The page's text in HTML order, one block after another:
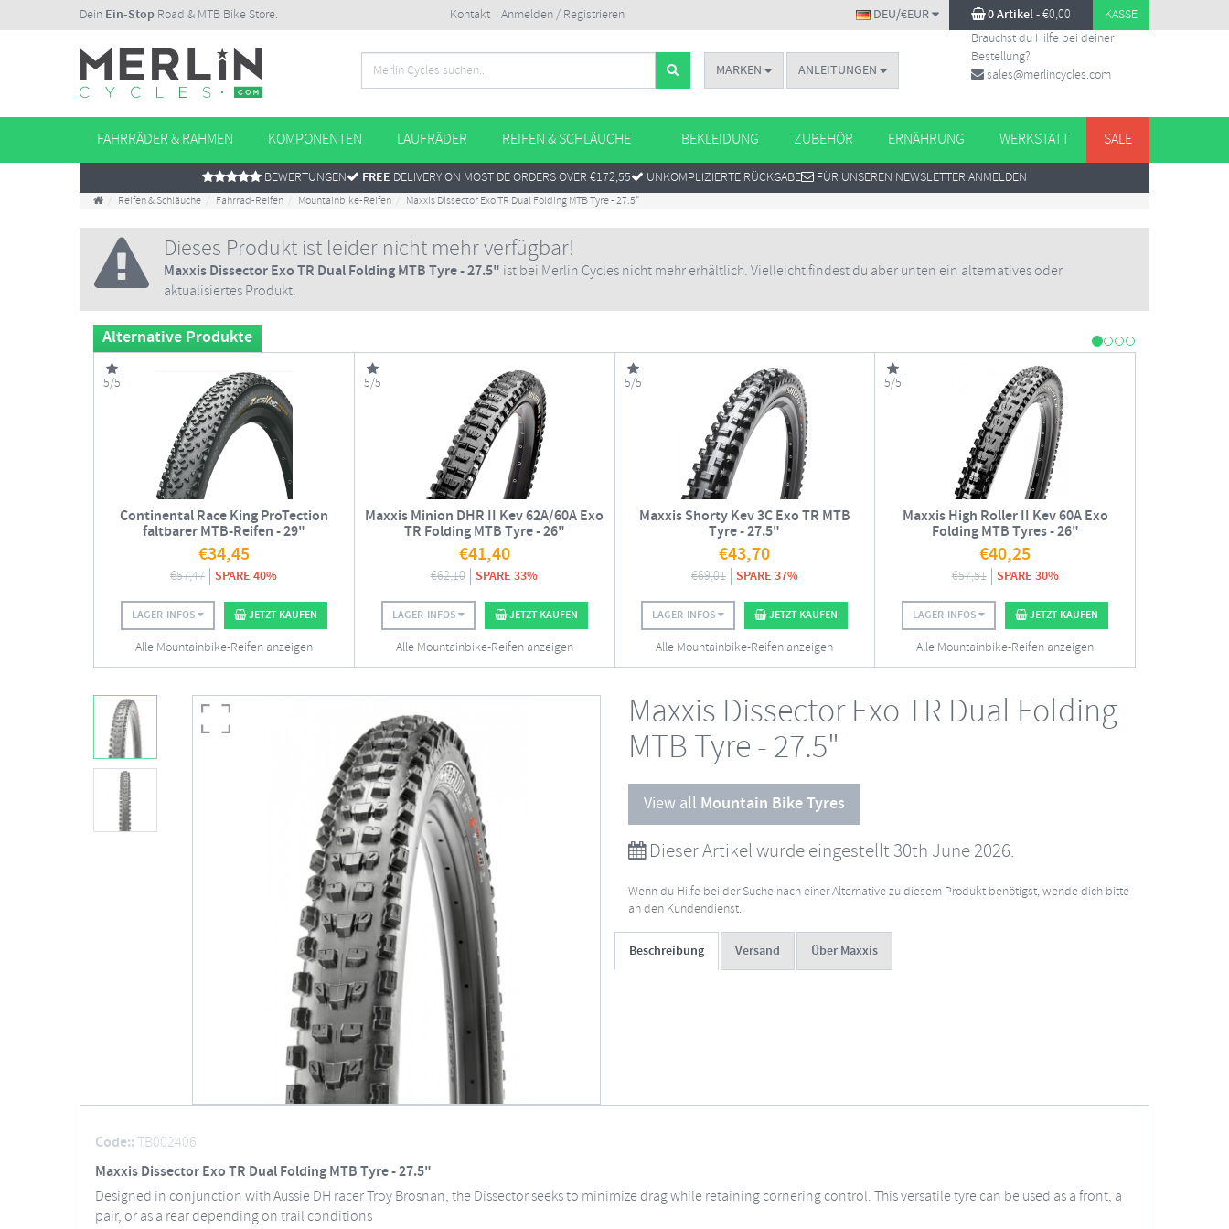
Dein Ein-Stop Road & MTB Bike Store. Kontakt Anmelden / Registrieren 0 Artikel-€0,00 KASSE
DEU/€EUR
MARKEN ANLEITUNGEN
Brauchst du Hilfe bei deiner
Bestellung?
sales@merlincycles.com
FAHRRÄDER & RAHMEN KOMPONENTEN LAUFRÄDER REIFEN & SCHLÄUCHE BEKLEIDUNG ZUBEHÖR ERNÄHRUNG WERKSTATT SALE
BEWERTUNGEN FREE DELIVERY ON MOST DE ORDERS OVER €172,55 UNKOMPLIZIERTE RÜCKGABE FÜR UNSEREN NEWSLETTER ANMELDEN
Reifen & Schläuche Fahrrad-Reifen Mountainbike-Reifen Maxxis Dissector Exo TR Dual Folding MTB Tyre - 27.5"
Dieses Produkt ist leider nicht mehr verfügbar!
Maxxis Dissector Exo TR Dual Folding MTB Tyre - 27.5" ist bei Merlin Cycles nicht mehr erhältlich. Vielleicht findest du aber unten ein alternatives oder
aktualisiertes Produkt.
Alternative Produkte
5/5
Continental Race King ProTection
faltbarer MTB-Reifen - 29"
€34,45
€57,47 SPARE 40%
LAGER-INFOS JETZT KAUFEN
Alle Mountainbike-Reifen anzeigen
5/5
Maxxis Minion DHR II Kev 62A/60A Exo
TR Folding MTB Tyre - 26"
€41,40
€62,10 SPARE 33%
LAGER-INFOS JETZT KAUFEN
Alle Mountainbike-Reifen anzeigen
5/5
Maxxis Shorty Kev 3C Exo TR MTB
Tyre - 27.5"
€43,70
€69,01 SPARE 37%
LAGER-INFOS JETZT KAUFEN
Alle Mountainbike-Reifen anzeigen
5/5
Maxxis High Roller II Kev 60A Exo
Folding MTB Tyres - 26"
€40,25
€57,51 SPARE 30%
LAGER-INFOS JETZT KAUFEN
Alle Mountainbike-Reifen anzeigen
Maxxis Dissector Exo TR Dual Folding
MTB Tyre - 27.5"
View all Mountain Bike Tyres
Dieser Artikel wurde eingestellt 30th June 2026.
Wenn du Hilfe bei der Suche nach einer Alternative zu diesem Produkt benötigst, wende dich bitte
an denKundendienst.
Beschreibung Versand Über Maxxis
Code::TB002406
Maxxis Dissector Exo TR Dual Folding MTB Tyre - 27.5"
Designed in conjunction with Aussie DH racer Troy Brosnan, the Dissector seeks to minimize drag while retaining cornering control. This versatile tyre can be used as a front, a
pair, or as a rear depending on trail conditions